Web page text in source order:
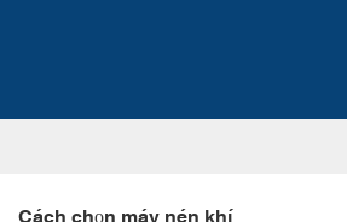
Cách chọn máy nén khí